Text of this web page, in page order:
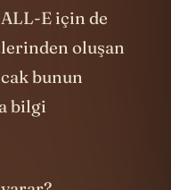
E için de
oluşan
bunun
bilgi